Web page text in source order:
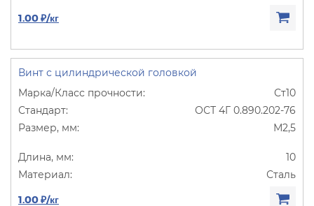
1.00 ₽/кг
Винт с цилиндрической головкой
Ст10
ОСТ 4Г 0.890.202-76
М2,5
10
Сталь
1.00 ₽/кг